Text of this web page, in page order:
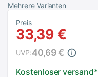
Mehrere Varianten
Preis
33,39 €
Kostenloser versand*
UVP:40,69 €